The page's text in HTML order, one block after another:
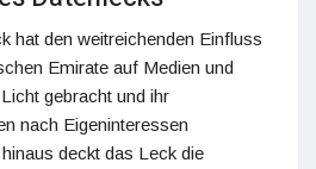
hat den weitreichenden Einfluss
Emirate auf Medien und
gebracht und ihr
nach Eigeninteressen
deckt das Leck die